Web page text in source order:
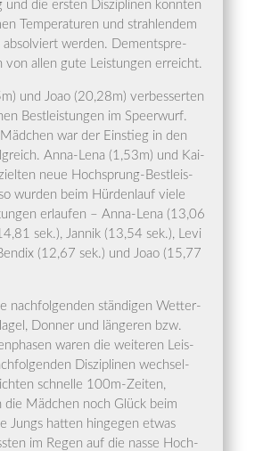
und die ers­ten Dis­zi­pli­nen konn­ten
Tem­pe­ra­tu­ren und strah­len­dem
absol­viert wer­den. Dem­entspre­
von allen gute Leis­tun­gen erreicht.
und Joao (20,28m) ver­bes­ser­ten
Best­leis­tun­gen im Speer­wurf.
war der Ein­stieg in den
Anna-Lena (1,53m) und Kai­
neue Hoch­sprung-Best­leis­
wur­den beim Hür­den­lauf vie­le
erlau­fen – Anna-Lena (13,06
sek.), Jan­nik (13,54 sek.), Levi
(12,67 sek.) und Joao (15,77
nach­fol­gen­den stän­di­gen Wet­ter­
Don­ner und län­ge­ren bzw.
waren die wei­te­ren Leis­
Dis­zi­pli­nen wech­sel­
schnel­le 100m-Zei­ten,
die Mäd­chen noch Glück beim
Jungs hat­ten hin­ge­gen etwas
im Regen auf die nas­se Hoch­